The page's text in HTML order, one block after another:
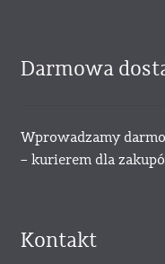
Darmowa
Wprowadzamy
– kurierem dla
Kontakt